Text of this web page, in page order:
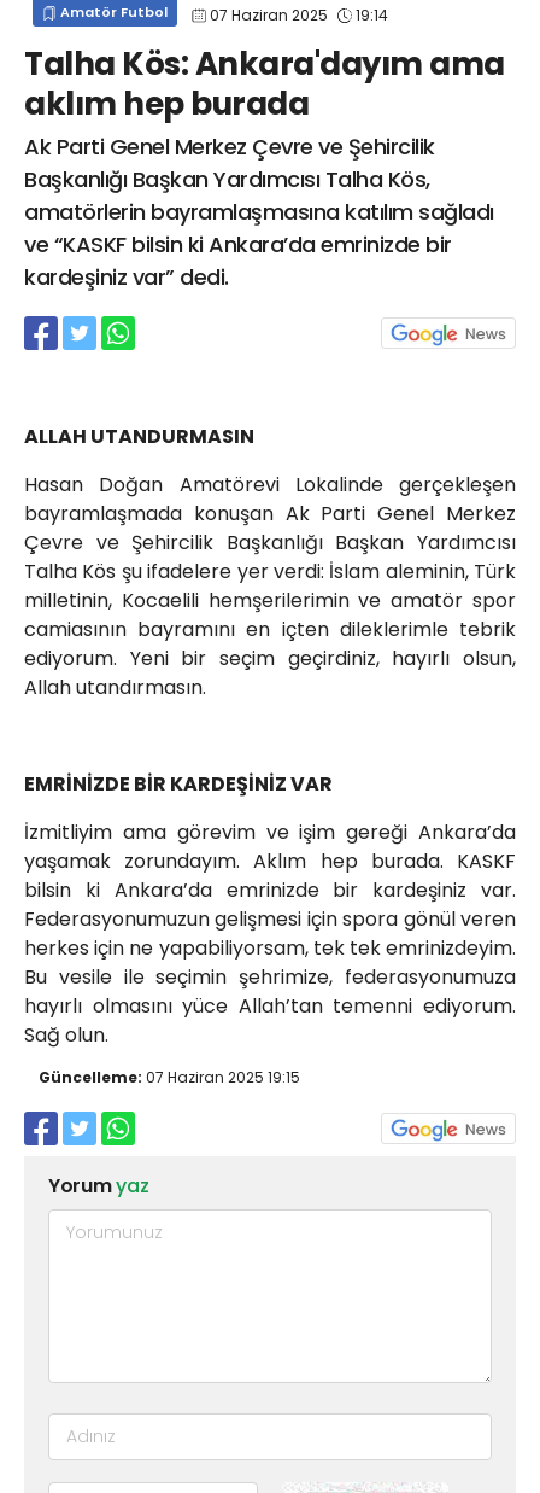
Amatör Futbol 07 Haziran 2025 19:14
Talha Kös: Ankara'dayım ama
aklım hep burada
Ak Parti Genel Merkez Çevre ve Şehircilik
Başkanlığı Başkan Yardımcısı Talha Kös,
amatörlerin bayramlaşmasına katılım sağladı
ve “KASKF bilsin ki Ankara’da emrinizde bir
kardeşiniz var” dedi.
ALLAH UTANDURMASIN
Hasan Doğan Amatörevi Lokalinde gerçekleşen
bayramlaşmada konuşan Ak Parti Genel Merkez
Çevre ve Şehircilik Başkanlığı Başkan Yardımcısı
Talha Kös şu ifadelere yer verdi: İslam aleminin, Türk
milletinin, Kocaelili hemşerilerimin ve amatör spor
camiasının bayramını en içten dileklerimle tebrik
ediyorum. Yeni bir seçim geçirdiniz, hayırlı olsun,
Allah utandırmasın.
EMRİNİZDE BİR KARDEŞİNİZ VAR
İzmitliyim ama görevim ve işim gereği Ankara’da
yaşamak zorundayım. Aklım hep burada. KASKF
bilsin ki Ankara’da emrinizde bir kardeşiniz var.
Federasyonumuzun gelişmesi için spora gönül veren
herkes için ne yapabiliyorsam, tek tek emrinizdeyim.
Bu vesile ile seçimin şehrimize, federasyonumuza
hayırlı olmasını yüce Allah’tan temenni ediyorum.
Sağ olun.
Güncelleme: 07 Haziran 2025 19:15
Yorumyaz
info@spor41.com